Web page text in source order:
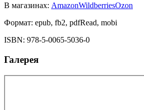
В магазинах: AmazonWildberriesOzon
Формат: epub, fb2, pdfRead, mobi
ISBN: 978-5-0065-5036-0
Галерея